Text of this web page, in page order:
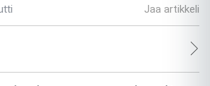
Jaa artikkeli